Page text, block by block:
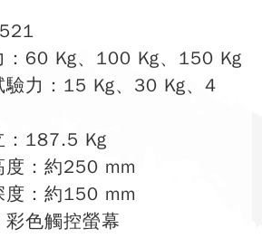
：60 Kg、100 Kg、150 Kg
驗力：15 Kg、30 Kg、4
：187.5 Kg
度：約250 mm
度：約150 mm
色觸控螢幕